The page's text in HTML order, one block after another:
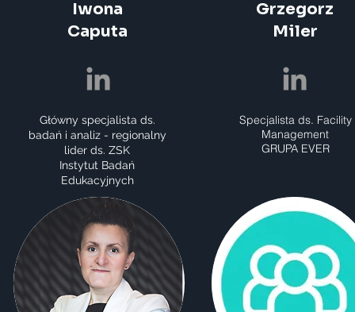
Iwona
Caputa
Główny specjalista ds.
badań i analiz - regionalny
lider ds. ZSK​
Instytut Badań
Edukacyjnych
Grzegorz
Miler
Specjalista ds. Facility
Management
GRUPA EVER